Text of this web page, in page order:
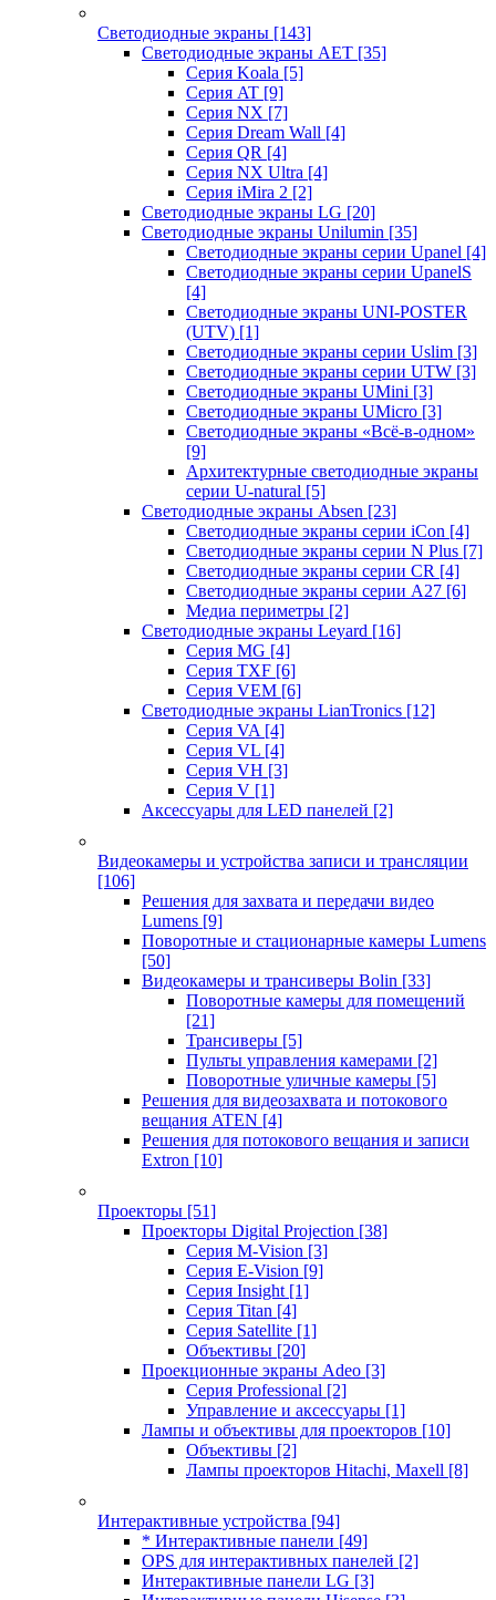
Светодиодные экраны [143]
Светодиодные экраны AET [35]
Cерия Koala [5]
Серия AT [9]
Серия NX [7]
Серия Dream Wall [4]
Серия QR [4]
Серия NX Ultra [4]
Серия iMira 2 [2]
Светодиодные экраны LG [20]
Светодиодные экраны Unilumin [35]
Светодиодные экраны серии Upanel [4]
Светодиодные экраны серии UpanelS
[4]
Светодиодные экраны UNI-POSTER
(UTV) [1]
Светодиодные экраны серии Uslim [3]
Светодиодные экраны серии UTW [3]
Светодиодные экраны UMini [3]
Светодиодные экраны UMicro [3]
Светодиодные экраны «Всё-в-одном»
[9]
Архитектурные светодиодные экраны
серии U-natural [5]
Светодиодные экраны Absen [23]
Светодиодные экраны серии iCon [4]
Светодиодные экраны серии N Plus [7]
Светодиодные экраны серии CR [4]
Светодиодные экраны серии А27 [6]
Медиа периметры [2]
Светодиодные экраны Leyard [16]
Серия MG [4]
Серия TXF [6]
Серия VEM [6]
Светодиодные экраны LianTronics [12]
Серия VA [4]
Серия VL [4]
Серия VH [3]
Серия V [1]
Аксессуары для LED панелей [2]
Видеокамеры и устройства записи и трансляции
[106]
Решения для захвата и передачи видео
Lumens [9]
Поворотные и стационарные камеры Lumens
[50]
Видеокамеры и трансиверы Bolin [33]
Поворотные камеры для помещений
[21]
Трансиверы [5]
Пульты управления камерами [2]
Поворотные уличные камеры [5]
Решения для видеозахвата и потокового
вещания ATEN [4]
Решения для потокового вещания и записи
Extron [10]
Проекторы [51]
Проекторы Digital Projection [38]
Серия M-Vision [3]
Серия E-Vision [9]
Серия Insight [1]
Серия Titan [4]
Серия Satellite [1]
Объективы [20]
Проекционные экраны Adeo [3]
Серия Professional [2]
Управление и аксессуары [1]
Лампы и объективы для проекторов [10]
Объективы [2]
Лампы проекторов Hitachi, Maxell [8]
Интерактивные устройства [94]
* Интерактивные панели [49]
OPS для интерактивных панелей [2]
Интерактивные панели LG [3]